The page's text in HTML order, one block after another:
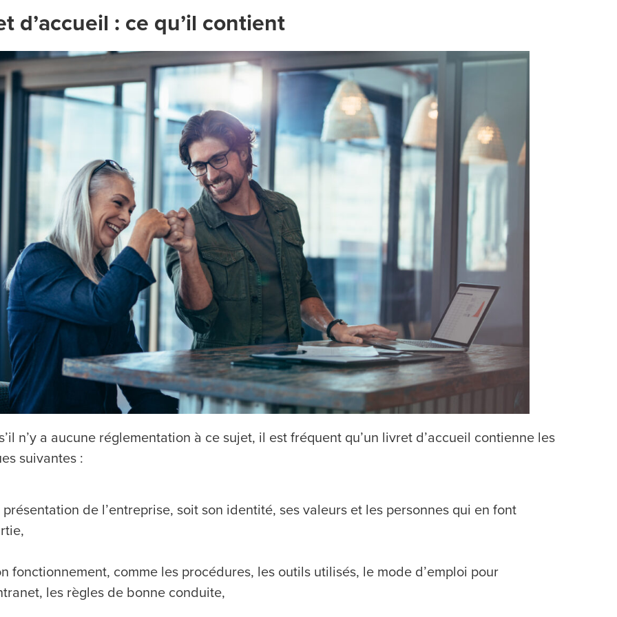
d’accueil : ce qu’il contient
n’y a aucune réglementation à ce sujet, il est fréquent qu’un livret d’accueil contienne les
suivantes :
présentation de l’entreprise, soit son identité, ses valeurs et les personnes qui en font
fonctionnement, comme les procédures, les outils utilisés, le mode d’emploi pour
les règles de bonne conduite,